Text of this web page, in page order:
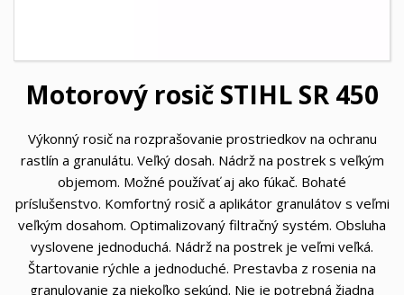
Motorový rosič STIHL SR 450
Výkonný rosič na rozprašovanie prostriedkov na ochranu
rastlín a granulátu. Veľký dosah. Nádrž na postrek s veľkým
objemom. Možné používať aj ako fúkač. Bohaté
príslušenstvo. Komfortný rosič a aplikátor granulátov s veľmi
veľkým dosahom. Optimalizovaný filtračný systém. Obsluha
vyslovene jednoduchá. Nádrž na postrek je veľmi veľká.
Štartovanie rýchle a jednoduché. Prestavba z rosenia na
granulovanie za niekoľko sekúnd. Nie je potrebná žiadna